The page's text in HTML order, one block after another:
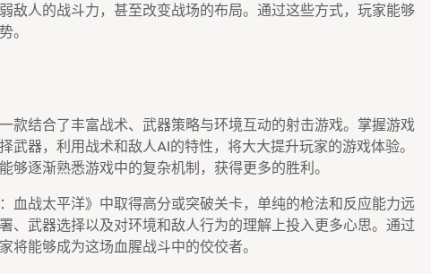
敌人的战斗力，甚至改变战场的布局。通过这些方式，玩家能够
。
款结合了丰富战术、武器策略与环境互动的射击游戏。掌握游戏
武器，利用战术和敌人AI的特性，将大大提升玩家的游戏体验。
够逐渐熟悉游戏中的复杂机制，获得更多的胜利。
血战太平洋》中取得高分或突破关卡，单纯的枪法和反应能力远
、武器选择以及对环境和敌人行为的理解上投入更多心思。通过
将能够成为这场血腥战斗中的佼佼者。